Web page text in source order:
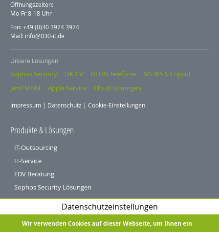
Öffnungszeiten:
Mo-Fr 8-18 Uhr
Fon: +49 (0)30 3974 3974
Mail: info@030-it.de
Unsere Lösungen
Sophos Security DATEV NFON Telefonie
MS365 & Copilot
Jamf MDM
Apple Service Cloud Lösungen
Impressum | Datenschutz |Cookie-Einstellungen
Produkte & Lösungen
IT-Outsourcing
IT-Service
EDV Beratung
Sophos Security Lösungen
Telefonanlagen
Öffentliche Hand und Verbände
Datenschutzeinstellungen
Wir verwenden Cookies auf dieser Webseite, um Ihnen ein